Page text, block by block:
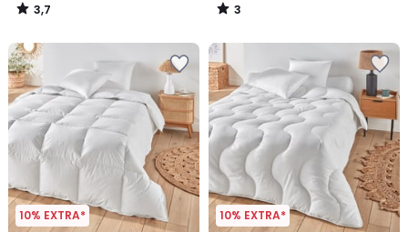
3,7
/
3
/
10% EXTRA* 10% EXTRA*